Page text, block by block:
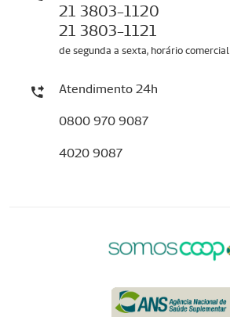
21 3803-1120
21 3803-1121
de segunda a sexta, horário comercial
Atendimento 24h
0800 970 9087
4020 9087